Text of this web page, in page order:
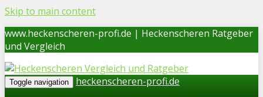
Skip to main content
www.heckenscheren-profi.de | Heckenscheren Ratgeber
und Vergleich
Toggle navigation
heckenscheren-profi.de